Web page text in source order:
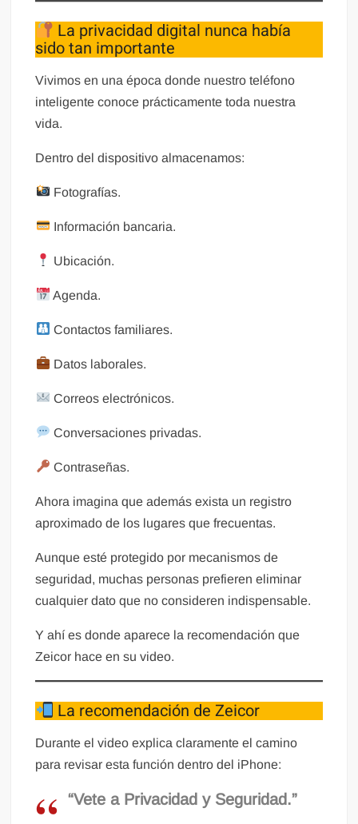
La privacidad digital nunca había
sido tan importante
Vivimos en una época donde nuestro teléfono
inteligente conoce prácticamente toda nuestra
vida.
Dentro del dispositivo almacenamos:
Fotografías.
Información bancaria.
Ubicación.
Agenda.
Contactos familiares.
Datos laborales.
Correos electrónicos.
Conversaciones privadas.
Contraseñas.
Ahora imagina que además exista un registro
aproximado de los lugares que frecuentas.
Aunque esté protegido por mecanismos de
seguridad, muchas personas prefieren eliminar
cualquier dato que no consideren indispensable.
Y ahí es donde aparece la recomendación que
Zeicor hace en su video.
La recomendación de Zeicor
Durante el video explica claramente el camino
para revisar esta función dentro del iPhone:
“Vete a Privacidad y Seguridad.”